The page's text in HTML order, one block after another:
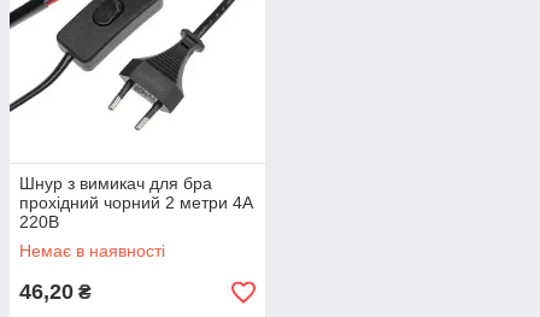
Шнур з вимикач для бра
прохідний чорний 2 метри 4А
220В
Немає в наявності
46,20 ₴